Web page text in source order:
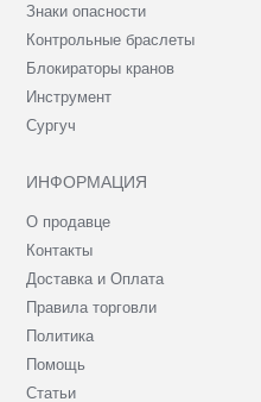
Знаки опасности
Контрольные браслеты
Блокираторы кранов
Инструмент
Сургуч
ИНФОРМАЦИЯ
О продавце
Контакты
Доставка и Оплата
Правила торговли
Политика
Помощь
Статьи